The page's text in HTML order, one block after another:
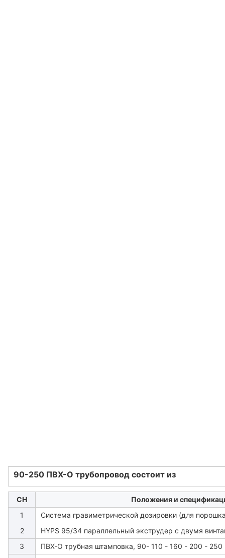
90-250 ПВХ-О трубопровод состоит из
СН
Положения и
1
Система гравиметрической дозировки (для
2
HYPS 95/34 параллельный экструдер с двумя
3
ПВХ-О трубная штамповка, 90- 110 - 160 - 200 -